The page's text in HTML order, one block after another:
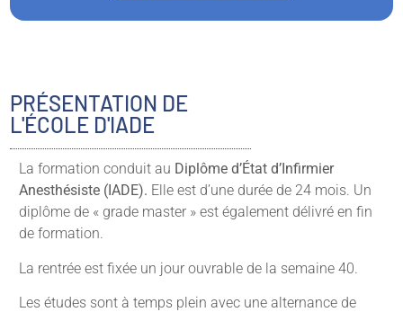
PRÉSENTATION DE
L'ÉCOLE D'IADE
La formation conduit au Diplôme d’État d’Infirmier
Anesthésiste (IADE). Elle est d’une durée de 24 mois. Un
diplôme de « grade master » est également délivré en fin
de formation.
La rentrée est fixée un jour ouvrable de la semaine 40.
Les études sont à temps plein avec une alternance de